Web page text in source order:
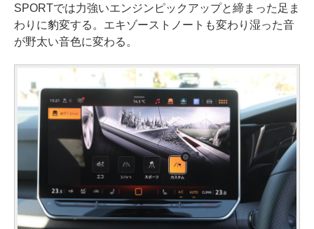
SPORTでは力強いエンジンピックアップと締まった足ま
わりに豹変する。エキゾーストノートも変わり湿った音
が野太い音色に変わる。